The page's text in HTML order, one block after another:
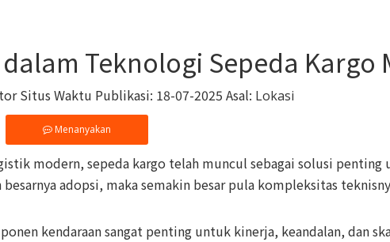
Teknologi Sepeda Kargo
Situs Waktu Publikasi: 18-07-2025 Asal: Lokasi
Menanyakan
modern, sepeda kargo telah muncul sebagai solusi
adopsi, maka semakin besar pula kompleksitas
kendaraan sangat penting untuk kinerja, keandalan, dan